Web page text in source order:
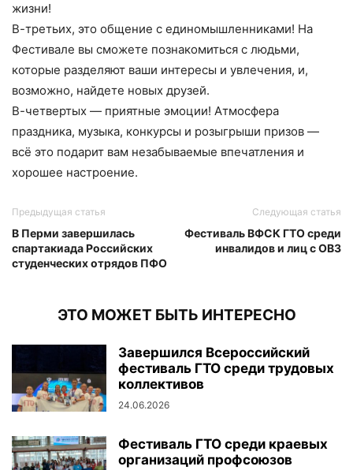
жизни!
В-третьих, это общение с единомышленниками! На
Фестивале вы сможете познакомиться с людьми,
которые разделяют ваши интересы и увлечения, и,
возможно, найдете новых друзей.
В-четвертых — приятные эмоции! Атмосфера
праздника, музыка, конкурсы и розыгрыши призов —
всё это подарит вам незабываемые впечатления и
хорошее настроение.
Предыдущая статья
В Перми завершилась
спартакиада Российских
студенческих отрядов ПФО
Следующая статья
Фестиваль ВФСК ГТО среди
инвалидов и лиц с ОВЗ
ЭТО МОЖЕТ БЫТЬ ИНТЕРЕСНО
Завершился Всероссийский
фестиваль ГТО среди трудовых
коллективов
24.06.2026
Фестиваль ГТО среди краевых
организаций профсоюзов